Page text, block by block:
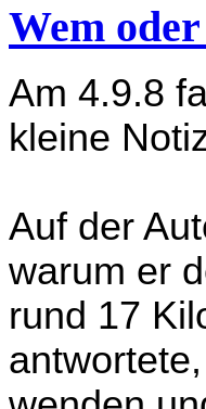
Wem
Am 4.9.8
kleine
Auf der
warum er
rund 17